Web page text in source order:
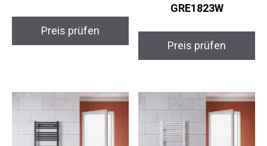
Preis prüfen
GRE1823W
Preis prüfen